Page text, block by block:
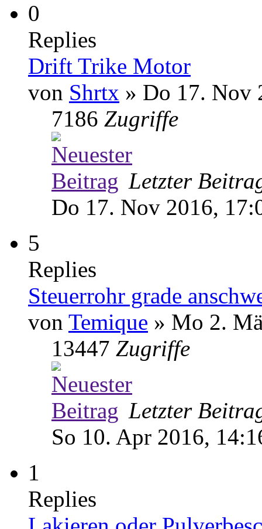
0
Replies
Drift Trike Motor
von Shrtx » Do 17. Nov
7186 Zugriffe
Letzter
Do 17. Nov 2016,
5
Replies
Steuerrohr grade
von Temique » Mo 2.
13447 Zugriffe
Letzter
So 10. Apr 2016,
1
Replies